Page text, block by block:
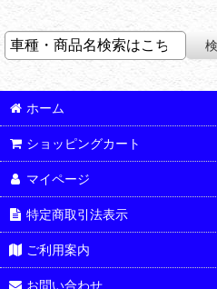
ホーム
ショッピングカート
マイページ
特定商取引法表示
ご利用案内
お問い合わせ